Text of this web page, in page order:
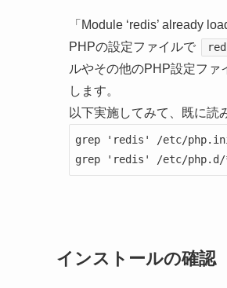
「Module ‘redis’ already
PHPの設定ファイルで
ルやその他のPHP設定ファ
します。
以下実施してみて、既に読
grep 'redis' /etc/
grep 'redis' /etc/php.d/
インストールの確認